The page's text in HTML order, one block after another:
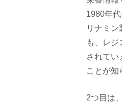
1980年
リナミ
も、レ
されてい
ことが知
2つ目は